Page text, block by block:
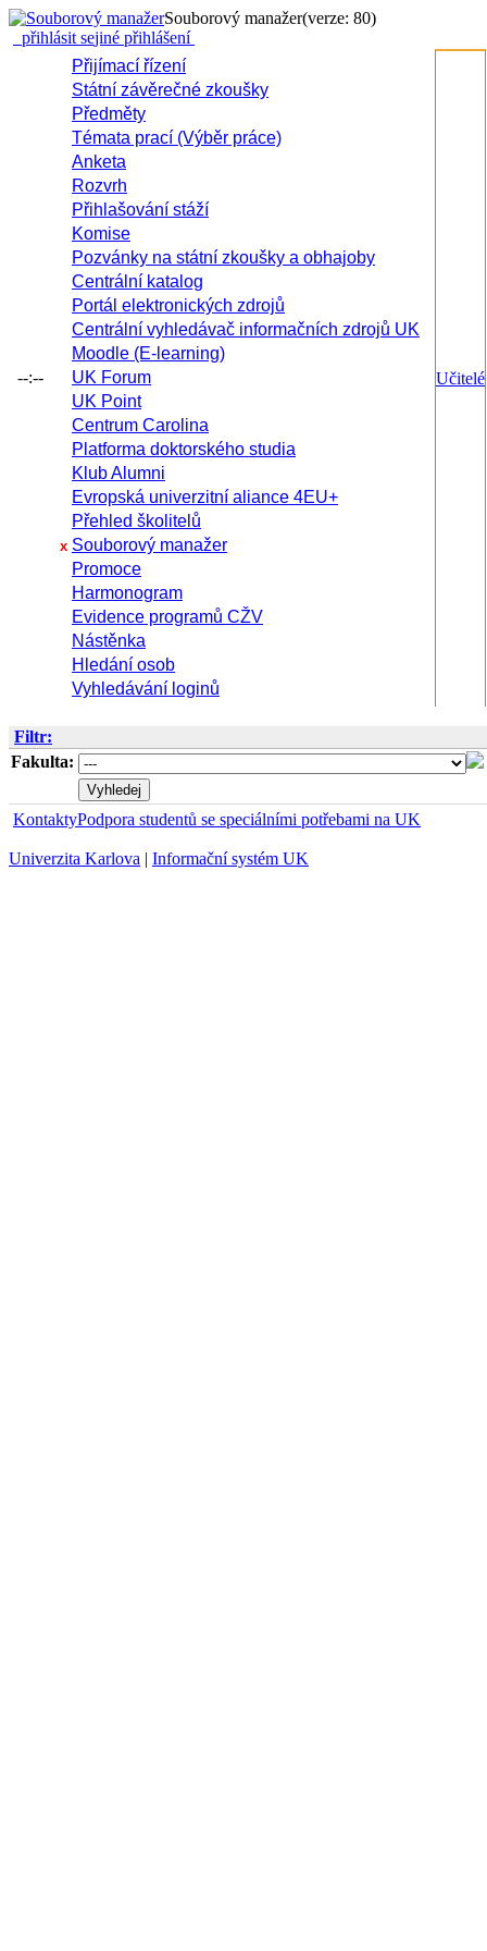
Souborový manažer(verze: 80)
přihlásit sejiné přihlášení
--:--
Přijímací řízení
Státní závěrečné zkoušky
Předměty
Témata prací (Výběr práce)
Anketa
Rozvrh
Přihlašování stáží
Komise
Pozvánky na státní zkoušky a obhajoby
Centrální katalog
Portál elektronických zdrojů
Centrální vyhledávač informačních zdrojů UK
Moodle (E-learning)
UK Forum
UK Point
Centrum Carolina
Platforma doktorského studia
Klub Alumni
Evropská univerzitní aliance 4EU+
Přehled školitelů
x Souborový manažer
Promoce
Harmonogram
Evidence programů CŽV
Nástěnka
Hledání osob
Vyhledávání loginů
Učitelé
Filtr:
Fakulta:
KontaktyPodpora studentů se speciálními potřebami na UK
Univerzita Karlova | Informační systém UK